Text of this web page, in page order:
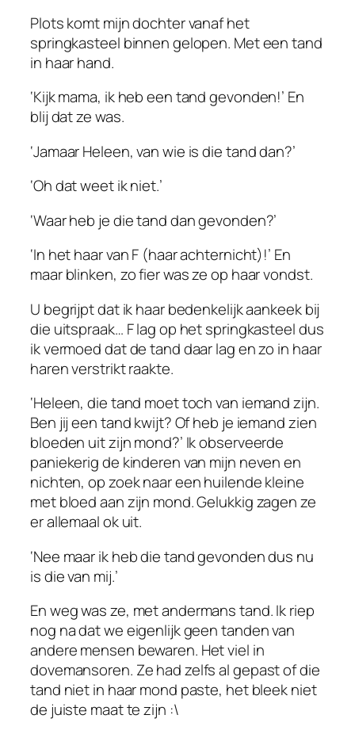
Plots komt mijn dochter vanaf het
springkasteel binnen gelopen. Met een tand
in haar hand.
‘Kijk mama, ik heb een tand gevonden!’ En
blij dat ze was.
‘Jamaar Heleen, van wie is die tand dan?’
‘Oh dat weet ik niet.’
‘Waar heb je die tand dan gevonden?’
‘In het haar van F (haar achternicht)!’ En
maar blinken, zo fier was ze op haar vondst.
U begrijpt dat ik haar bedenkelijk aankeek bij
die uitspraak… F lag op het springkasteel dus
ik vermoed dat de tand daar lag en zo in haar
haren verstrikt raakte.
‘Heleen, die tand moet toch van iemand zijn.
Ben jij een tand kwijt? Of heb je iemand zien
bloeden uit zijn mond?’ Ik observeerde
paniekerig de kinderen van mijn neven en
nichten, op zoek naar een huilende kleine
met bloed aan zijn mond. Gelukkig zagen ze
er allemaal ok uit.
‘Nee maar ik heb die tand gevonden dus nu
is die van mij.’
En weg was ze, met andermans tand. Ik riep
nog na dat we eigenlijk geen tanden van
andere mensen bewaren. Het viel in
dovemansoren. Ze had zelfs al gepast of die
tand niet in haar mond paste, het bleek niet
de juiste maat te zijn :\